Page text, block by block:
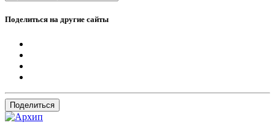
Поделиться на другие сайты
Поделиться